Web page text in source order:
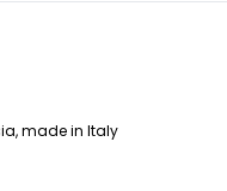
made in Italy